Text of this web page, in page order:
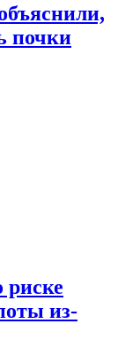
почки
риске
из-